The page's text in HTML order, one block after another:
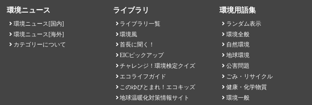
環境ニュース
環境ニュース[国内]
環境ニュース[海外]
カテゴリーについて
ライブラリ
ライブラリ一覧
環境風
首長に聞く！
EICピックアップ
チャレンジ！環境検定クイズ
エコライフガイド
このゆびとまれ！エコキッズ
地球温暖化対策情報サイト
環境用語集
ランダム表示
環境全般
自然環境
地球環境
公害問題
ごみ・リサイクル
健康・化学物質
環境一般